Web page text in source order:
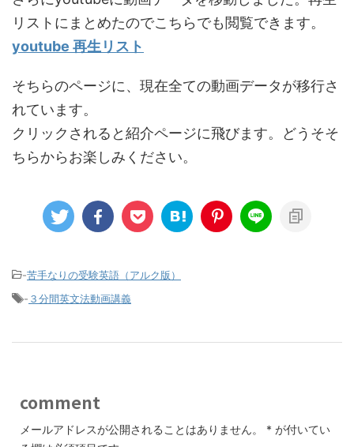
リストにまとめたのでこちらでも閲覧できます。
youtube 再生リスト
そちらのページに、現在全ての動画データが移行さ
れています。
クリックされると紹介ページに飛びます。どうそそ
ちらからお楽しみください。
-苦手なりの受験英語（アルク版）
- ３分間英文法動画講義
comment
メールアドレスが公開されることはありません。 * が付いてい